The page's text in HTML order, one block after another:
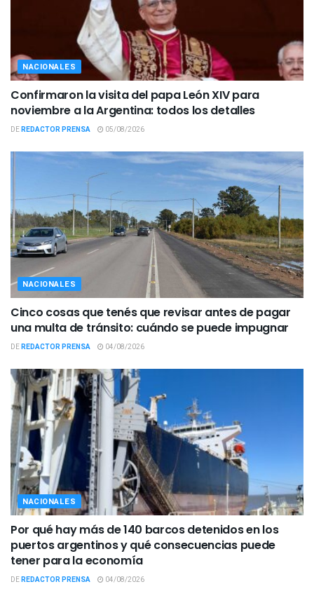
NACIONALES
Confirmaron la visita del papa León XIV para
noviembre a la Argentina: todos los detalles
DEREDACTOR PRENSA 05/08/2026
NACIONALES
Cinco cosas que tenés que revisar antes de pagar
una multa de tránsito: cuándo se puede impugnar
DEREDACTOR PRENSA 04/08/2026
NACIONALES
Por qué hay más de 140 barcos detenidos en los
puertos argentinos y qué consecuencias puede
tener para la economía
DEREDACTOR PRENSA 04/08/2026